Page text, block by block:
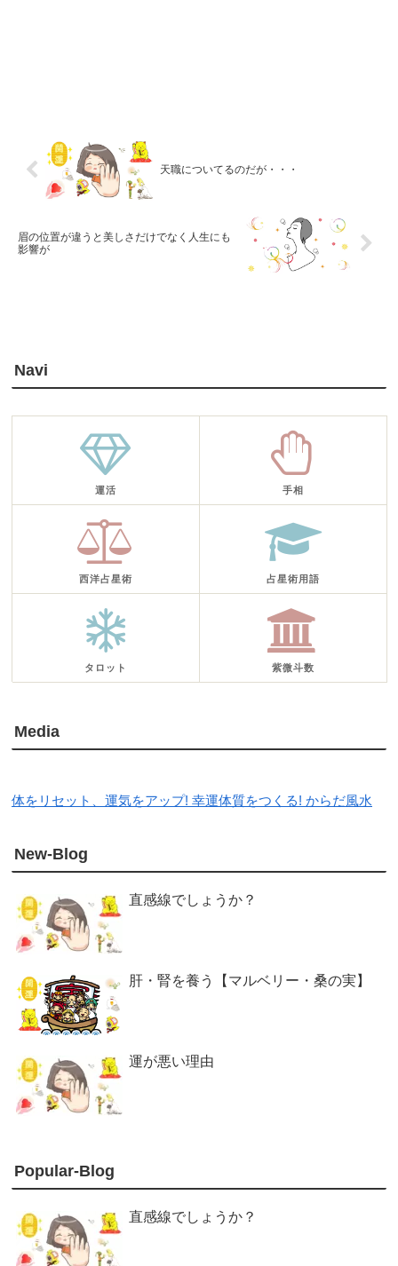
天職についてるのだが・・・
眉の位置が違うと美しさだけでなく人生にも
影響が
Navi
運活 手相
西洋占星術 占星術用語
タロット 紫微斗数
Media
体をリセット、運気をアップ! 幸運体質をつくる! からだ風水
New-Blog
直感線でしょうか？
肝・腎を養う【マルベリー・桑の実】
運が悪い理由
Popular-Blog
直感線でしょうか？